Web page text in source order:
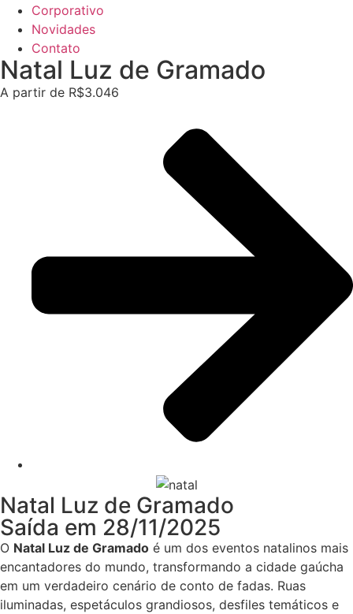
Corporativo
Novidades
Contato
Natal Luz de Gramado
A partir de R$3.046
Natal Luz de Gramado
Saída em 28/11/2025
O Natal Luz de Gramado é um dos eventos natalinos mais
encantadores do mundo, transformando a cidade gaúcha
em um verdadeiro cenário de conto de fadas. Ruas
iluminadas, espetáculos grandiosos, desfiles temáticos e